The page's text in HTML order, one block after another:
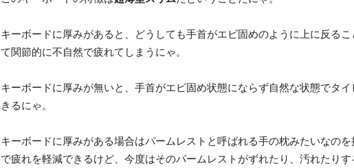
キーボードに厚みがあると、どうしても手首がエビ固めのように上に反る
て関節的に不自然で疲れてしまうにゃ。
キーボードに厚みが無いと、手首がエビ固め状態にならず自然な状態でタ
きるにゃ。
キーボードに厚みがある場合はパームレストと呼ばれる手の枕みたいなの
で疲れを軽減できるけど、今度はそのパームレストがずれたり、汚れたり